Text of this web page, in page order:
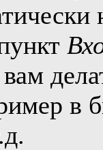
вам
в